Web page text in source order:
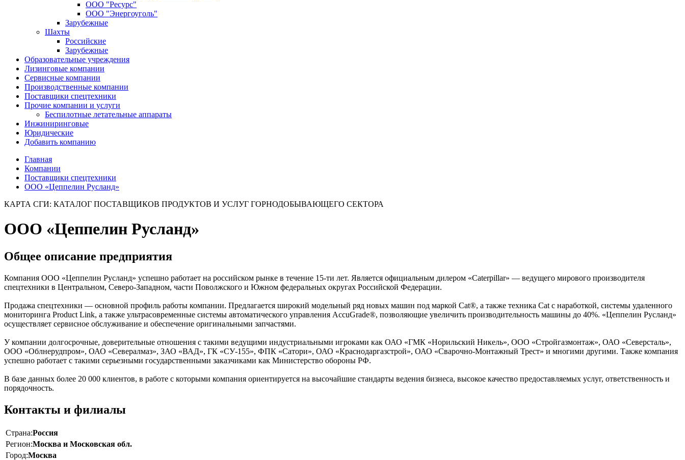
ООО "Ресурс"
ООО "Энергоуголь"
Зарубежные
Шахты
Российские
Зарубежные
Образовательные учреждения
Лизинговые компании
Сервисные компании
Производственные компании
Поставщики спецтехники
Прочие компании и услуги
Беспилотные летательные аппараты
Инжиниринговые
Юридические
Добавить компанию
Главная
Компании
Поставщики спецтехники
ООО «Цеппелин Русланд»
КАРТА СГИ: КАТАЛОГ ПОСТАВЩИКОВ ПРОДУКТОВ И УСЛУГ ГОРНОДОБЫВАЮЩЕГО СЕКТОРА
ООО «Цеппелин Русланд»
Общее описание предприятия
Компания ООО «Цеппелин Русланд» успешно работает на российском рынке в течение 15-ти лет. Является официальным дилером «Caterpillar» — ведущего мирового производителя
спецтехники в Центральном, Северо-Западном, части Поволжского и Южном федеральных округах Российской Федерации.
Продажа спецтехники — основной профиль работы компании. Предлагается широкий модельный ряд новых машин под маркой Cat®, а также техника Cat с наработкой, системы удаленного
мониторинга Product Link, а также ультрасовременные системы автоматического управления AccuGrade®, позволяющие увеличить производительность машины до 40%. «Цеппелин Русланд»
осуществляет сервисное обслуживание и обеспечение оригинальными запчастями.
У компании долгосрочные, доверительные отношения с такими ведущими индустриальными игроками как ОАО «ГМК «Норильский Никель», ООО «Стройгазмонтаж», ОАО «Северсталь»,
ООО «Облнерудпром», ОАО «Севералмаз», ЗАО «ВАД», ГК «СУ-155», ФПК «Сатори», ОАО «Краснодаргазстрой», ОАО «Сварочно-Монтажный Трест» и многими другими. Также компания
успешно работает с такими серьезными государственными заказчиками как Министерство обороны РФ.
В базе данных более 20 000 клиентов, в работе с которыми компания ориентируется на высочайшие стандарты ведения бизнеса, высокое качество предоставляемых услуг, ответственность и
порядочность.
Контакты и филиалы
Страна:Россия
Регион:Москва и Московская обл.
Город:Москва